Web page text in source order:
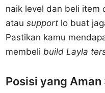
naik level dan beli item
atausupport lo buat
Pastikan kamu
membelibuild Layla
Posisi yang Aman